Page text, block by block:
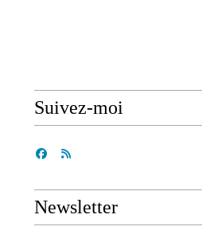
Suivez-moi
Newsletter